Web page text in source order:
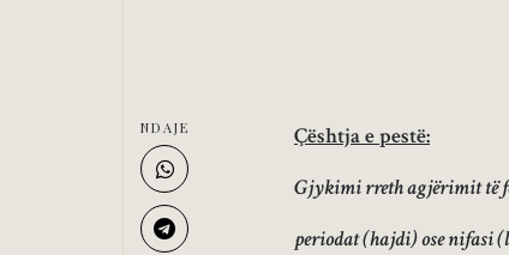
Çështja e pestë:
Gjykimi rreth agjërimit të
periodat (hajdi) ose nifasi
NDAJE